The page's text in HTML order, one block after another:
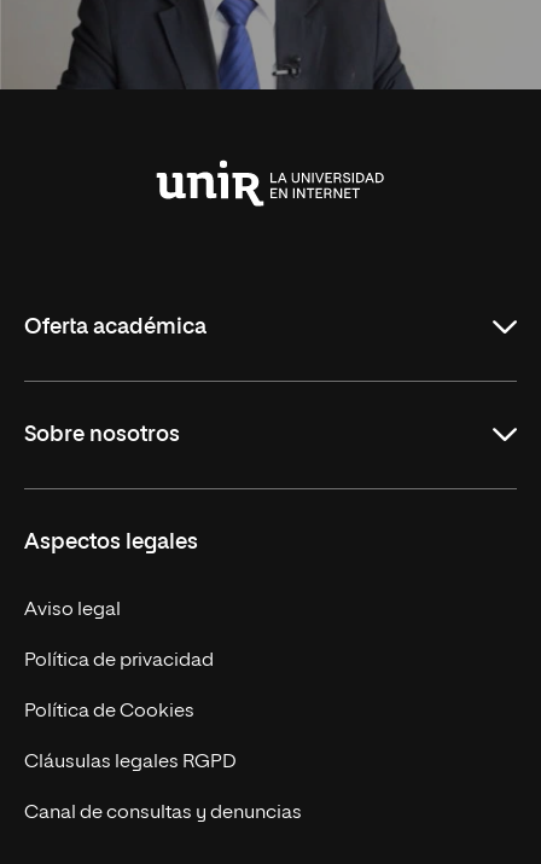
Oferta académica
Maestrías
Educación Continuada
Sobre nosotros
Trabaja en UNIR
Actualidad
Contacto
Aspectos legales
Aviso legal
Política de privacidad
Política de Cookies
Cláusulas legales RGPD
Canal de consultas y denuncias